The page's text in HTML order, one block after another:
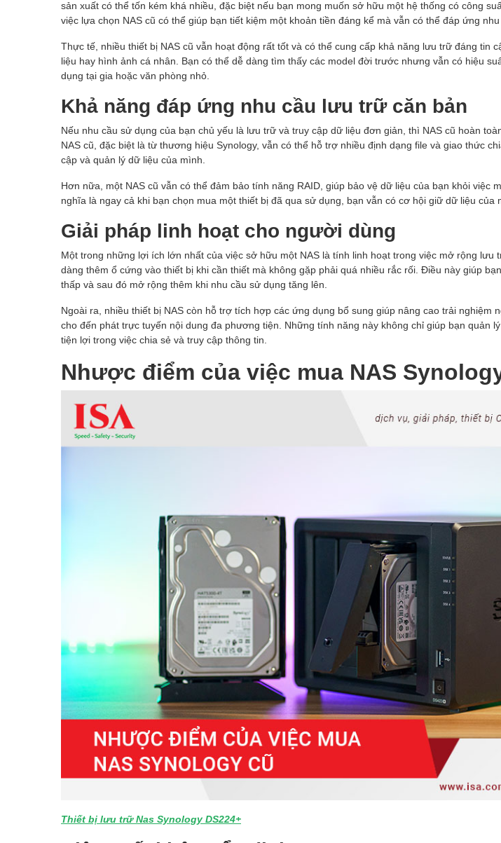
sản xuất có thể tốn kém khá nhiều, đặc biệt nếu bạn mong muốn sở hữu một hệ thống có công
việc lựa chọn NAS cũ có thể giúp bạn tiết kiệm một khoản tiền đáng kể mà vẫn có thể đáp ứng
Thực tế, nhiều thiết bị NAS cũ vẫn hoạt động rất tốt và có thể cung cấp khả năng lưu trữ đáng tin
liệu hay hình ảnh cá nhân. Bạn có thể dễ dàng tìm thấy các model đời trước nhưng vẫn có hiệu
dụng tại gia hoặc văn phòng nhỏ.
Khả năng đáp ứng nhu cầu lưu trữ căn bản
Nếu nhu cầu sử dụng của bạn chủ yếu là lưu trữ và truy cập dữ liệu đơn giản, thì NAS cũ hoàn
NAS cũ, đặc biệt là từ thương hiệu Synology, vẫn có thể hỗ trợ nhiều định dạng file và giao thức
cập và quản lý dữ liệu của mình.
Hơn nữa, một NAS cũ vẫn có thể đảm bảo tính năng RAID, giúp bảo vệ dữ liệu của bạn khỏi việc
nghĩa là ngay cả khi bạn chọn mua một thiết bị đã qua sử dụng, bạn vẫn có cơ hội giữ dữ liệu của
Giải pháp linh hoạt cho người dùng
Một trong những lợi ích lớn nhất của việc sở hữu một NAS là tính linh hoạt trong việc mở rộng lưu
dàng thêm ổ cứng vào thiết bị khi cần thiết mà không gặp phải quá nhiều rắc rối. Điều này giúp
thấp và sau đó mở rộng thêm khi nhu cầu sử dụng tăng lên.
Ngoài ra, nhiều thiết bị NAS còn hỗ trợ tích hợp các ứng dụng bổ sung giúp nâng cao trải nghiệm
cho đến phát trực tuyến nội dung đa phương tiện. Những tính năng này không chỉ giúp bạn quản
tiện lợi trong việc chia sẻ và truy cập thông tin.
Nhược điểm của việc mua NAS
Thiết bị lưu trữ Nas Synology DS224+